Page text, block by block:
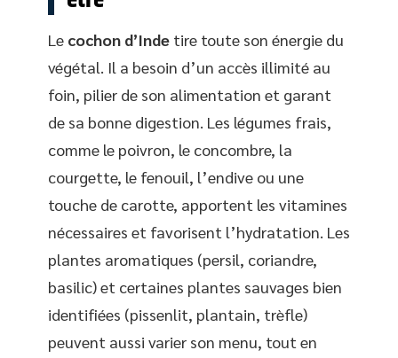
Le cochon d’Inde tire toute son énergie du
végétal. Il a besoin d’un accès illimité au
foin, pilier de son alimentation et garant
de sa bonne digestion. Les légumes frais,
comme le poivron, le concombre, la
courgette, le fenouil, l’endive ou une
touche de carotte, apportent les vitamines
nécessaires et favorisent l’hydratation. Les
plantes aromatiques (persil, coriandre,
basilic) et certaines plantes sauvages bien
identifiées (pissenlit, plantain, trèfle)
peuvent aussi varier son menu, tout en